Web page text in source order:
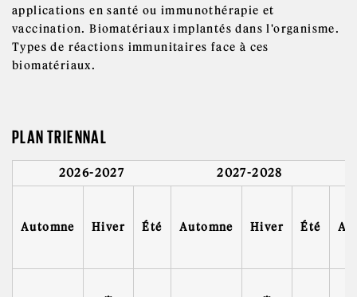
applications en santé ou immunothérapie et
vaccination. Biomatériaux implantés dans l'organisme.
Types de réactions immunitaires face à ces
biomatériaux.
PLAN TRIENNAL
2026-2027 2027-2028
Automne Hiver Été Automne Hiver Été